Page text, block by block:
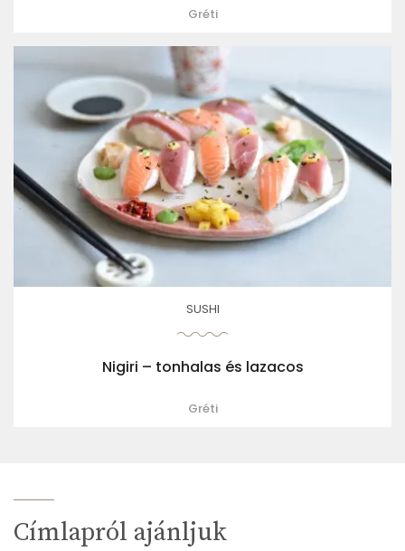
Gréti
SUSHI
Nigiri – tonhalas és lazacos
Gréti
Címlapról ajánljuk